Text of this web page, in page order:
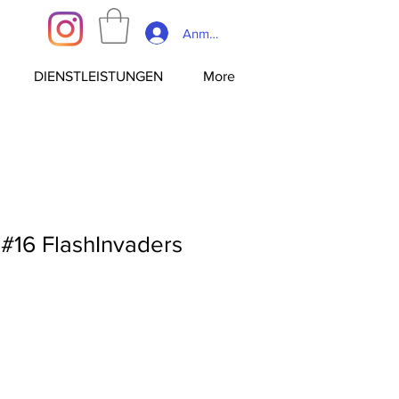
Anmelden
DIENSTLEISTUNGEN More
FlashInvaders